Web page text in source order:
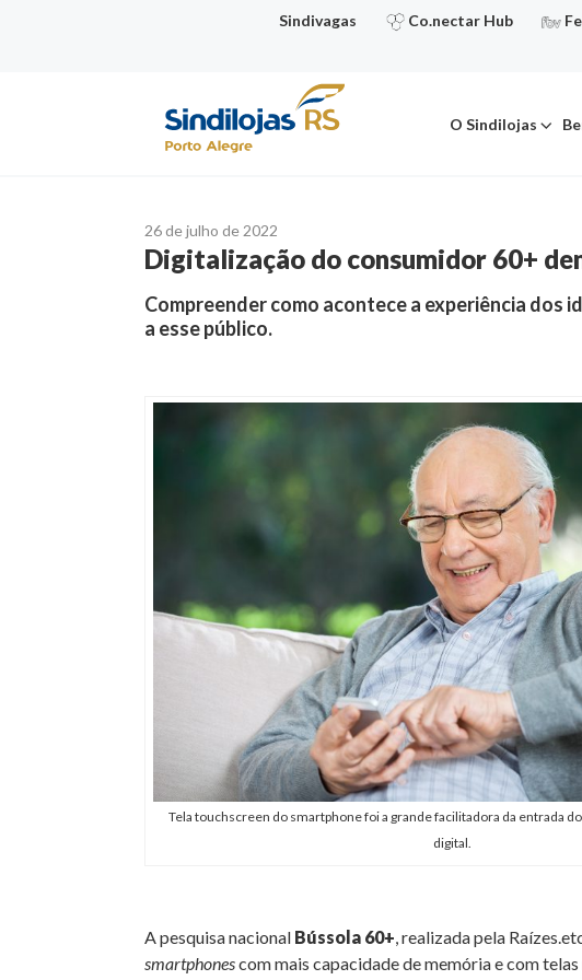
Sindivagas Co.nectar Hub
O Sindilojas
26 de julho de 2022
Digitalização do consumidor 60+
Compreender como acontece a experiência dos
a esse público.
Tela touchscreen do smartphone foi a grande facilitadora da entrada
digital.
A pesquisa nacional Bússola 60+, realizada pela
smartphonescom mais capacidade de memória e com